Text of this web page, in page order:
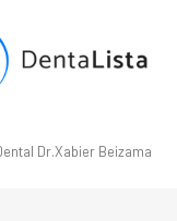
Dr.Xabier Beizama